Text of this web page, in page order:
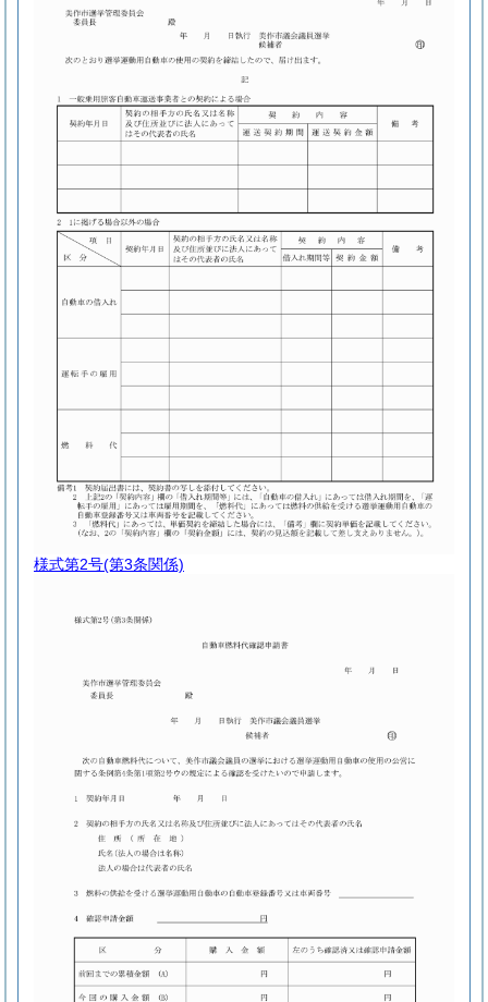
様式第2号(第3条関係)